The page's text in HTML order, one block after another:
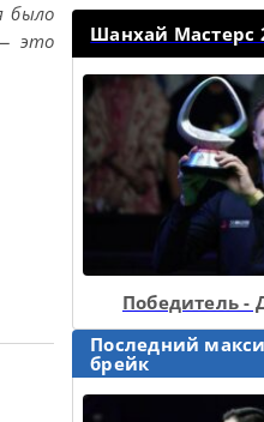
было
это
Шанхай Мастерс
Победитель -
Последний
брейк